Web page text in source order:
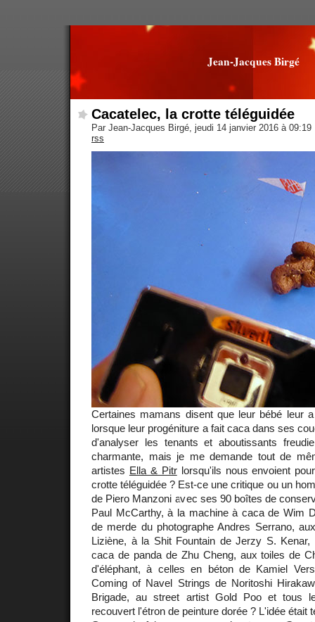
Jean-Jacques Birgé
Cacatelec, la crotte téléguidée
Par Jean-Jacques Birgé, jeudi 14 janvier 2016 à 09:19
rss
Certaines mamans disent que leur bébé leur
lorsque leur progéniture a fait caca dans ses
d'analyser les tenants et aboutissants
charmante, mais je me demande tout de
artistes Ella & Pitrlorsqu'ils nous envoient
crotte téléguidée ? Est-ce une critique ou un
de Piero Manzoni avec ses 90 boîtes de
Paul McCarthy, à la machine à caca de Wim
de merde du photographe Andres Serrano,
Liziène, à la Shit Fountain de Jerzy S.
caca de panda de Zhu Cheng, aux toiles de
d'éléphant, à celles en béton de Kamiel
Coming of Navel Strings de Noritoshi
Brigade, au street artist Gold Poo et tous
recouvert l'étron de peinture dorée ? L'idée était